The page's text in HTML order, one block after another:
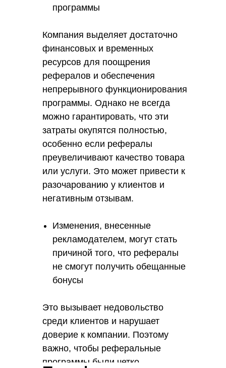
программы
Компания выделяет достаточно
финансовых и временных
ресурсов для поощрения
рефералов и обеспечения
непрерывного функционирования
программы. Однако не всегда
можно гарантировать, что эти
затраты окупятся полностью,
особенно если рефералы
преувеличивают качество товара
или услуги. Это может привести к
разочарованию у клиентов и
негативным отзывам.
Изменения, внесенные
рекламодателем, могут стать
причиной того, что рефералы
не смогут получить обещанные
бонусы
Это вызывает недовольство
среди клиентов и нарушает
доверие к компании. Поэтому
важно, чтобы реферальные
программы были четко